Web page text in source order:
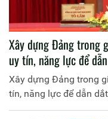
Xây dựng Đảng trong
uy tín, năng lực để
Xây dựng Đảng trong
tín, năng lực để dẫn